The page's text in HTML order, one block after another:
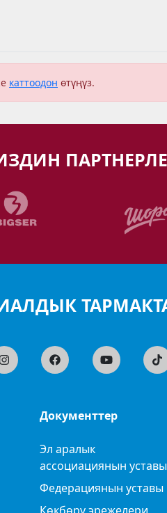
каттоодон өтүңүз.
Документтер
Эл аралык
ассоциациянын уставы
Федерациянын уставы